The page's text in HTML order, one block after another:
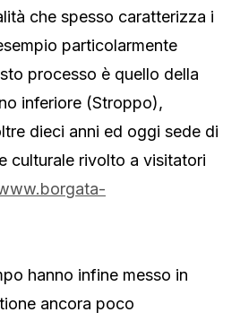
che spesso caratterizza i
particolarmente
processo è quello della
inferiore (Stroppo),
dieci anni ed oggi sede di
culturale rivolto a visitatori
hanno infine messo in
ancora poco